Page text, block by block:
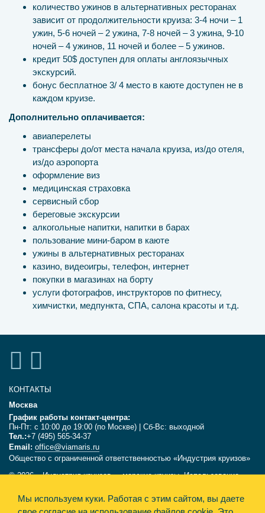
количество ужинов в альтернативных ресторанах
зависит от продолжительности круиза: 3-4 ночи – 1
ужин, 5-6 ночей – 2 ужина, 7-8 ночей – 3 ужина, 9-10
ночей – 4 ужинов, 11 ночей и более – 5 ужинов.
кредит 50$ доступен для оплаты англоязычных
экскурсий.
бонус бесплатное 3/ 4 место в каюте доступен не в
каждом круизе.
Дополнительно оплачивается:
авиаперелеты
трансферы до/от места начала круиза, из/до отеля,
из/до аэропорта
оформление виз
медицинская страховка
сервисный сбор
береговые экскурсии
алкогольные напитки, напитки в барах
пользование мини-баром в каюте
ужины в альтернативных ресторанах
казино, видеоигры, телефон, интернет
покупки в магазинах на борту
услуги фотографов, инструкторов по фитнесу,
химчистки, медпункта, СПА, салона красоты и т.д.
КОНТАКТЫ
Москва
График работы контакт-центра:
Пн-Пт: с 10:00 до 19:00 (по Москве) | Сб-Вс: выходной
Тел.:+7 (495) 565-34-37
Email: office@viamaris.ru
Общество с ограниченной ответственностью «Индустрия круизов»
© 2026, «Индустрия круизов» - морские круизы. Использование
разрешения компании «Индустрия круизов». Информация,
размещённая на сайте, несёт справочный характер и не является
Мы используем куки. Работая с этим сайтом, вы даете